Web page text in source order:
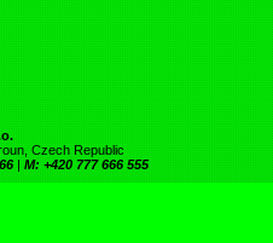
Czech Republic
| M: +420 777 666 555